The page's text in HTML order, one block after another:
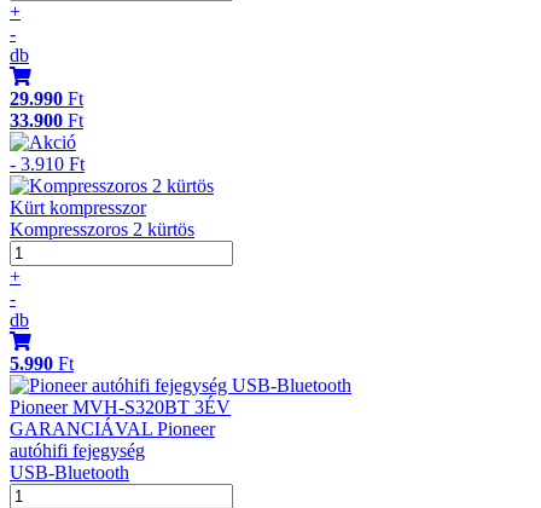
+
-
db
29.990 Ft
33.900 Ft
- 3.910 Ft
Kürt kompresszor
Kompresszoros 2 kürtös
+
-
db
5.990 Ft
Pioneer MVH-S320BT 3ÉV
GARANCIÁVAL Pioneer
autóhifi fejegység
USB-Bluetooth